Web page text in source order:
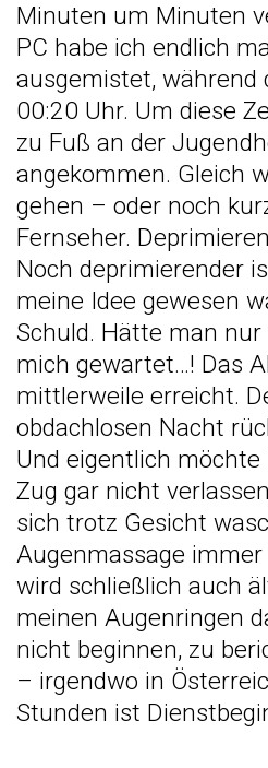
Minuten um Minuten
PC habe ich endlich
ausgemistet, während
00:20 Uhr. Um diese
zu Fuß an der
angekommen. Gleich
gehen – oder noch
Fernseher.
Noch deprimierender
meine Idee gewesen
Schuld. Hätte man
mich gewartet…! Das
mittlerweile erreicht.
obdachlosen Nacht
Und eigentlich
Zug gar nicht
sich trotz Gesicht
Augenmassage
wird schließlich auch
meinen Augenringen
nicht beginnen, zu
– irgendwo in
Stunden ist